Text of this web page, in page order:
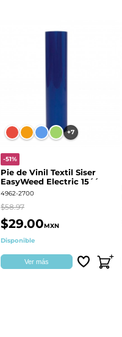
+7
-51%
Pie de Vinil Textil Siser
EasyWeed Electric 15´´
4962-2700
$58.97
$29.00MXN
Disponible
Ver más